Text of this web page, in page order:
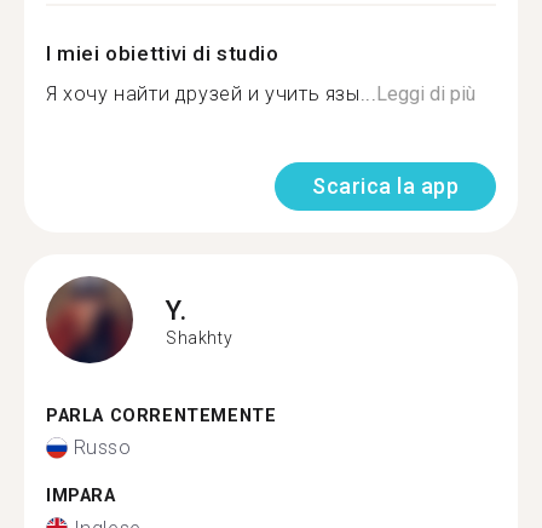
I miei obiettivi di studio
Я хочу найти друзей и учить язы... Leggi di più
Scarica la app
Y.
Shakhty
PARLA CORRENTEMENTE
Russo
IMPARA